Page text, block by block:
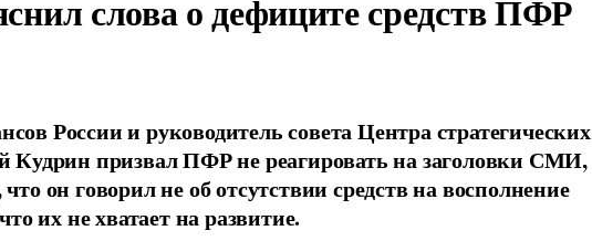
слова о дефиците средств ПФР
России и руководитель совета Центра стратегических
Кудрин призвал ПФР не реагировать на заголовки СМИ,
он говорил не об отсутствии средств на восполнение
их не хватает на развитие.